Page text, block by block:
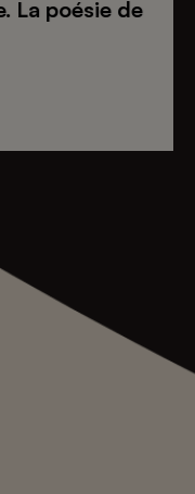
La poésie de